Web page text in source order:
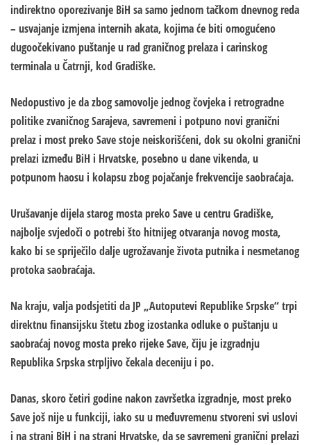
indirektno oporezivanje BiH sa samo jednom tačkom dnevnog reda
– usvajanje izmjena internih akata, kojima će biti omogućeno
dugoočekivano puštanje u rad graničnog prelaza i carinskog
terminala u Čatrnji, kod Gradiške.
Nedopustivo je da zbog samovolje jednog čovjeka i retrogradne
politike zvaničnog Sarajeva, savremeni i potpuno novi granični
prelaz i most preko Save stoje neiskorišćeni, dok su okolni granični
prelazi između BiH i Hrvatske, posebno u dane vikenda, u
potpunom haosu i kolapsu zbog pojačanje frekvencije saobraćaja.
Urušavanje dijela starog mosta preko Save u centru Gradiške,
najbolje svjedoči o potrebi što hitnijeg otvaranja novog mosta,
kako bi se spriječilo dalje ugrožavanje života putnika i nesmetanog
protoka saobraćaja.
Na kraju, valja podsjetiti da JP „Autoputevi Republike Srpske“ trpi
direktnu finansijsku štetu zbog izostanka odluke o puštanju u
saobraćaj novog mosta preko rijeke Save, čiju je izgradnju
Republika Srpska strpljivo čekala deceniju i po.
Danas, skoro četiri godine nakon završetka izgradnje, most preko
Save još nije u funkciji, iako su u međuvremenu stvoreni svi uslovi
i na strani BiH i na strani Hrvatske, da se savremeni granični prelazi